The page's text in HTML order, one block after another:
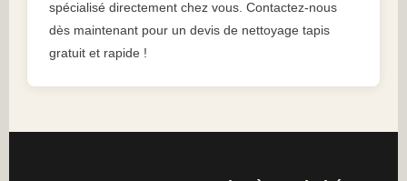
spécialisé directement chez vous. Contactez-nous
dès maintenant pour un devis de nettoyage tapis
gratuit et rapide !